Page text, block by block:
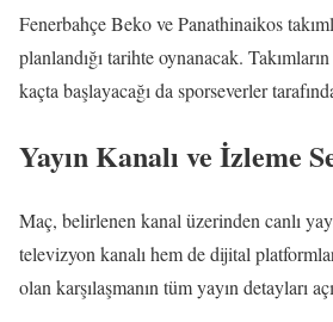
Fenerbahçe Beko ve Panathinaikos
planlandığı tarihte oynanacak.
kaçta başlayacağı da sporseverler
Yayın Kanalı ve İzleme
Maç, belirlenen kanal üzerinden canlı
televizyon kanalı hem de dijital
olan karşılaşmanın tüm yayın detayları